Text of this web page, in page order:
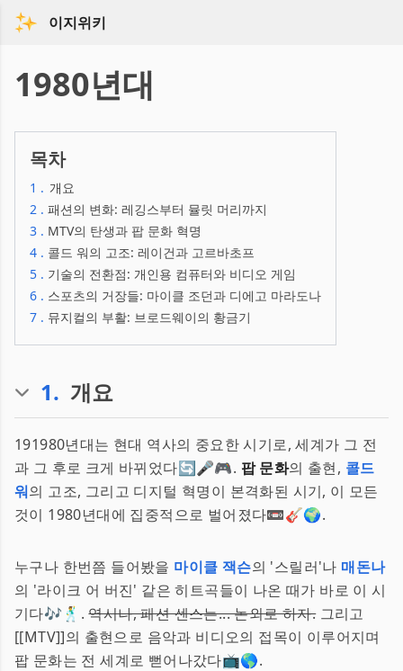
이지위키
1980년대
목차
1 . 개요
2 . 패션의 변화: 레깅스부터 뮬릿 머리까지
3 . MTV의 탄생과 팝 문화 혁명
4 . 콜드 워의 고조: 레이건과 고르바초프
5 . 기술의 전환점: 개인용 컴퓨터와 비디오 게임
6 . 스포츠의 거장들: 마이클 조던과 디에고 마라도나
7 . 뮤지컬의 부활: 브로드웨이의 황금기
1. 개요
191980년대는 현대 역사의 중요한 시기로, 세계가 그 전
과 그 후로 크게 바뀌었다🔄🎤🎮. 팝 문화의 출현, 콜드
워의 고조, 그리고 디지털 혁명이 본격화된 시기, 이 모든
것이 1980년대에 집중적으로 벌어졌다📼🎸🌍.
누구나 한번쯤 들어봤을 마이클 잭슨의 '스릴러'나 매돈나
의 '라이크 어 버진' 같은 히트곡들이 나온 때가 바로 이 시
기다🎶🕺.역시나, 패션 센스는... 논외로 하자.그리고
[[MTV]]의 출현으로 음악과 비디오의 접목이 이루어지며
팝 문화는 전 세계로 뻗어나갔다📺🌎.